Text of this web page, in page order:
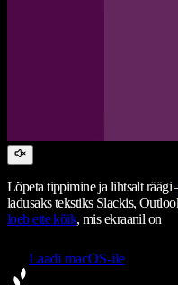
Lõpeta tippimine ja lihtsalt räägi
ladusaks tekstiks Slackis,
loeb ette kõik, mis ekraanil on
Laadi macOS-ile